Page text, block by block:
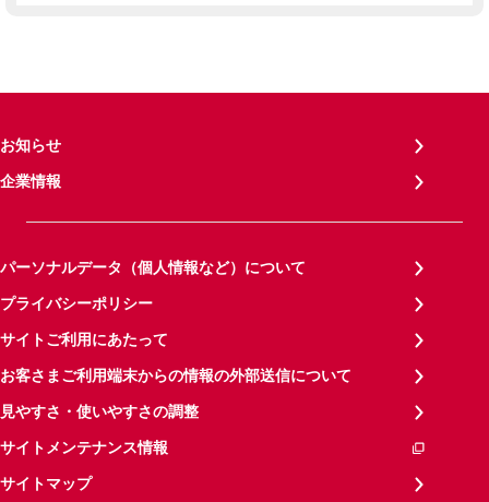
お知らせ
企業情報
パーソナルデータ（個人情報など）について
プライバシーポリシー
サイトご利用にあたって
お客さまご利用端末からの情報の外部送信について
見やすさ・使いやすさの調整
サイトメンテナンス情報
サイトマップ